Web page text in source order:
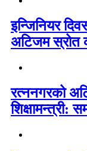
इन्जिनियर
अटिजम स्रोत
रत्ननगरको
शिक्षामन्त्री: